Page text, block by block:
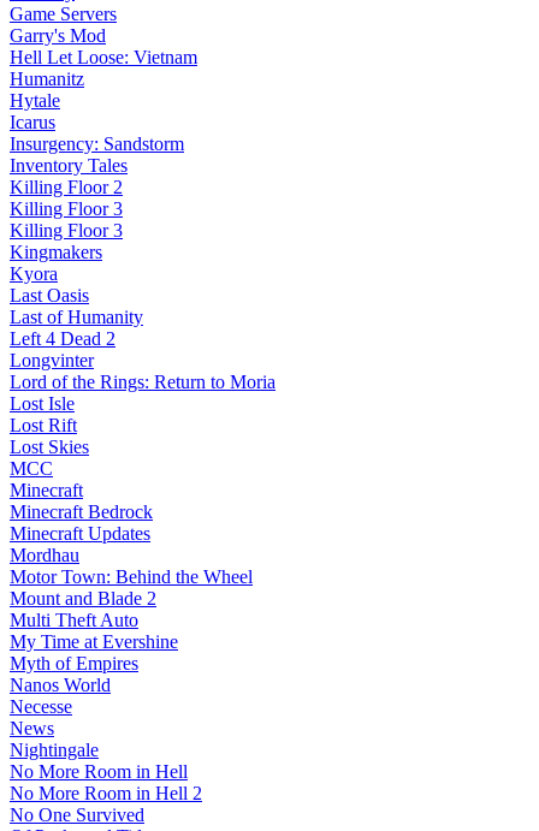
Game Servers
Garry's Mod
Hell Let Loose: Vietnam
Humanitz
Hytale
Icarus
Insurgency: Sandstorm
Inventory Tales
Killing Floor 2
Killing Floor 3
Killing Floor 3
Kingmakers
Kyora
Last Oasis
Last of Humanity
Left 4 Dead 2
Longvinter
Lord of the Rings: Return to Moria
Lost Isle
Lost Rift
Lost Skies
MCC
Minecraft
Minecraft Bedrock
Minecraft Updates
Mordhau
Motor Town: Behind the Wheel
Mount and Blade 2
Multi Theft Auto
My Time at Evershine
Myth of Empires
Nanos World
Necesse
News
Nightingale
No More Room in Hell
No More Room in Hell 2
No One Survived